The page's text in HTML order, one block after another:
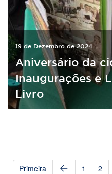
19 de Dezembro de 2024
Aniversário da
Inaugurações e
Livro
Primeira 1 2